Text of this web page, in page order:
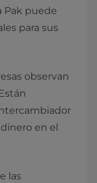
Pak puede
para sus
observan
en el
las